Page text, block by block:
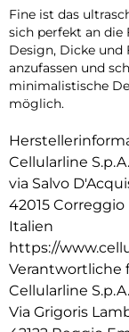
Fine ist das
sich perfekt an die
Design, Dicke und
anzufassen und
minimalistische
möglich.
Cellularline S.p.A.
via Salvo
42015 Correggio
Italien
https://
Verantwortliche
Cellularline S.p.A.
Via Grigoris